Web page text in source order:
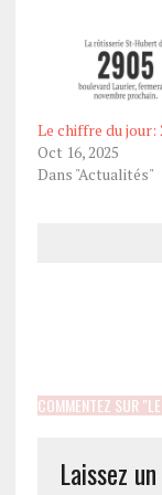
Le chiffre du jour:
Oct 16, 2025
Dans "Actualités"
COMMENTEZ SUR
Laissez